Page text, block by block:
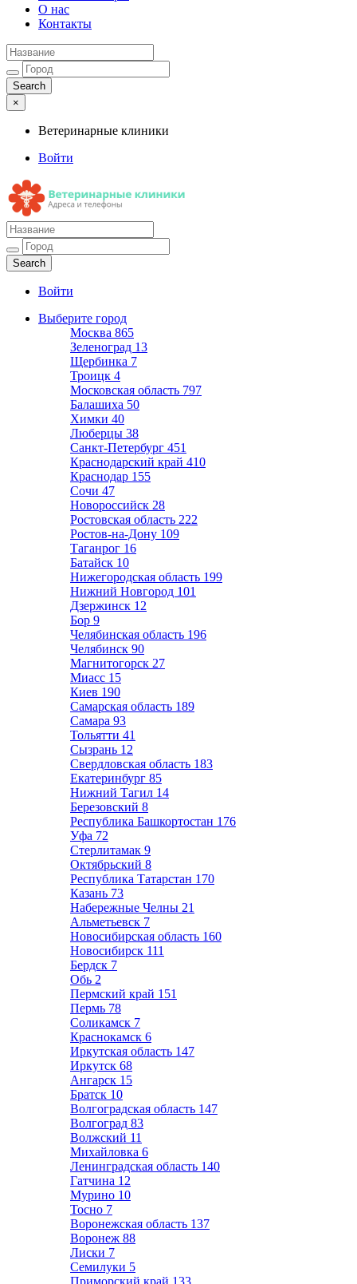
О нас
Контакты
×
Ветеринарные клиники
Войти
Ветеринарные клиники
Адреса и телефоны
Войти
Выберите город
Москва 865
Зеленоград 13
Щербинка 7
Троицк 4
Московская область 797
Балашиха 50
Химки 40
Люберцы 38
Санкт-Петербург 451
Краснодарский край 410
Краснодар 155
Сочи 47
Новороссийск 28
Ростовская область 222
Ростов-на-Дону 109
Таганрог 16
Батайск 10
Нижегородская область 199
Нижний Новгород 101
Дзержинск 12
Бор 9
Челябинская область 196
Челябинск 90
Магнитогорск 27
Миасс 15
Киев 190
Самарская область 189
Самара 93
Тольятти 41
Сызрань 12
Свердловская область 183
Екатеринбург 85
Нижний Тагил 14
Березовский 8
Республика Башкортостан 176
Уфа 72
Стерлитамак 9
Октябрьский 8
Республика Татарстан 170
Казань 73
Набережные Челны 21
Альметьевск 7
Новосибирская область 160
Новосибирск 111
Бердск 7
Обь 2
Пермский край 151
Пермь 78
Соликамск 7
Краснокамск 6
Иркутская область 147
Иркутск 68
Ангарск 15
Братск 10
Волгоградская область 147
Волгоград 83
Волжский 11
Михайловка 6
Ленинградская область 140
Гатчина 12
Мурино 10
Тосно 7
Воронежская область 137
Воронеж 88
Лиски 7
Семилуки 5
Приморский край 133